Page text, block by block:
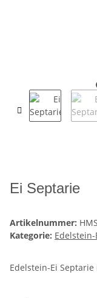
Ei Septarie
Artikelnummer:
Kategorie:
Edelstein-Ei